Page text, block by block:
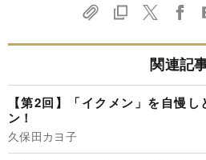
関連記
【第2回】「イクメン」を自慢
ン！
久保田カヨ子